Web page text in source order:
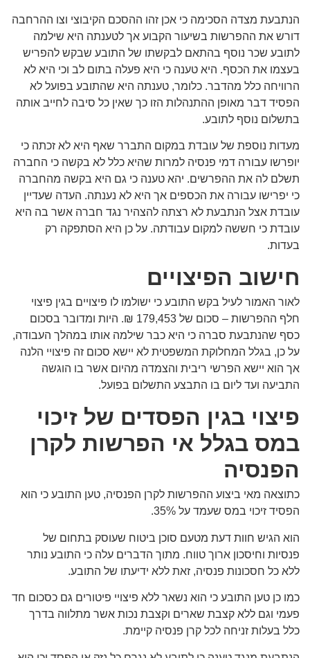
הנתבעת מצדה הסכימה כי אכן זהו ההסכם הקיבוצי וצו ההרחבה
דורש את ההפרשות בשיעור הקבוע אך לטענתה היא שילמה
לתובע שכר נוסף בהתאם לבקשתו של התובע שבקש להפריש
בעצמו את הכסף. היא טענה כי היא פעלה בתום לב וכי היא לא
הרוויחה כלל מהדבר. כלומר, טענתה היא שהתובע בפועל לא
הפסיד דבר מאופן ההתנהלות הזו כך שאין כל סיבה לחייב אותה
בתשלום נוסף לתובע.
מעדות נוספת של עובדת במקום התברר שאף היא לא זכתה כי
יופרשו עבורה דמי פנסיה למרות שהיא כלל לא בקשה כי החברה
תשלם לה את ההפרשים. יהא טענה כי גם היא בקשה מהחברה
כי יפרישו עבורה את הכספים אך היא לא נענתה. העדה שעדיין
עובדת אצל הנתבעת לא רצתה להצהיר נגד חברה אשר בה היא
עובדת כי חששה למקום עבודתה. על כן היא הסתפקה רק
בעדות.
חישוב הפיצויים
לאור האמור לעיל בקש התובע כי ישולמו לו פיצויים בגין פיצוי
חלף ההפרשות – סכום של 179,453 ₪. היות ומדובר בסכום
כסף שהנתבעת סברה כי היא כבר שילמה אותו במהלך העבודה,
על כן, בגלל המחלוקת המשפטית לא יישא סכום זה פיצויי הלנה
אך הוא יישא הפרשי ריבית והצמדה מהיום אשר בו הוגשה
התביעה ועד ליום בו התבצע התשלום בפועל.
פיצוי בגין הפסדים של זיכוי
במס בגלל אי הפרשות לקרן
הפנסיה
כתוצאה מאי ביצוע ההפרשות לקרן הפנסיה, טען התובע כי הוא
הפסיד זיכוי במס שעמד על 35%.
הוא הגיש חוות דעת מטעם סוכן ביטוח שעוסק בתחום של
פנסיות וחיסכון ארוך טווח. מתוך הדברים עלה כי התובע נותר
ללא כל חסכונות פנסיה, זאת ללא ידיעתו של התובע.
כמו כן טען התובע כי הוא נשאר ללא פיצויי פיטורים גם כסכום חד
פעמי וגם ללא קצבת שארים וקצבת נכות אשר מתלווה בדרך
כלל בעלות זניחה לכל קרן פנסיה קיימת.